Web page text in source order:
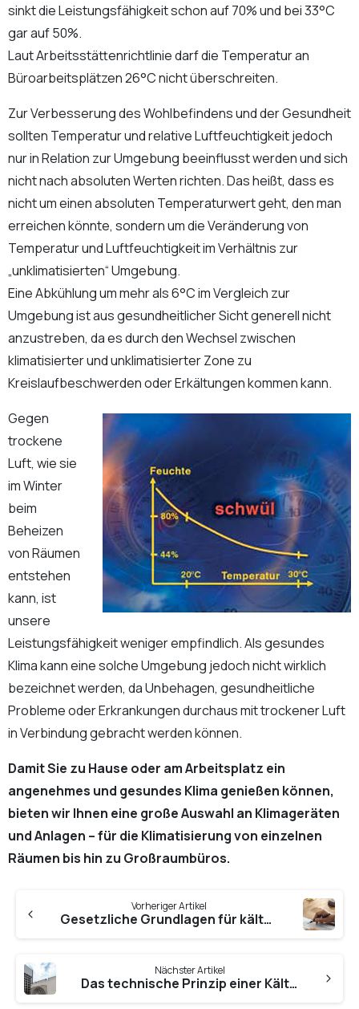
sinkt die Leistungsfähigkeit schon auf 70% und bei 33°C
gar auf 50%.
Laut Arbeitsstättenrichtlinie darf die Temperatur an
Büroarbeitsplätzen 26°C nicht überschreiten.
Zur Verbesserung des Wohlbefindens und der Gesundheit
sollten Temperatur und relative Luftfeuchtigkeit jedoch
nur in Relation zur Umgebung beeinflusst werden und sich
nicht nach absoluten Werten richten. Das heißt, dass es
nicht um einen absoluten Temperaturwert geht, den man
erreichen könnte, sondern um die Veränderung von
Temperatur und Luftfeuchtigkeit im Verhältnis zur
„unklimatisierten“ Umgebung.
Eine Abkühlung um mehr als 6°C im Vergleich zur
Umgebung ist aus gesundheitlicher Sicht generell nicht
anzustreben, da es durch den Wechsel zwischen
klimatisierter und unklimatisierter Zone zu
Kreislaufbeschwerden oder Erkältungen kommen kann.
Gegen
trockene
Luft, wie sie
im Winter
beim
Beheizen
von Räumen
entstehen
kann, ist
unsere
Leistungsfähigkeit weniger empfindlich. Als gesundes
Klima kann eine solche Umgebung jedoch nicht wirklich
bezeichnet werden, da Unbehagen, gesundheitliche
Probleme oder Erkrankungen durchaus mit trockener Luft
in Verbindung gebracht werden können.
Damit Sie zu Hause oder am Arbeitsplatz ein
angenehmes und gesundes Klima genießen können,
bieten wir Ihnen eine große Auswahl an Klimageräten
und Anlagen – für die Klimatisierung von einzelnen
Räumen bis hin zu Großraumbüros.
Vorheriger Artikel
Gesetzliche Grundlagen für kältetechnische Anlagen in Deutschland
Nächster Artikel
Das technische Prinzip einer Kälteanlage